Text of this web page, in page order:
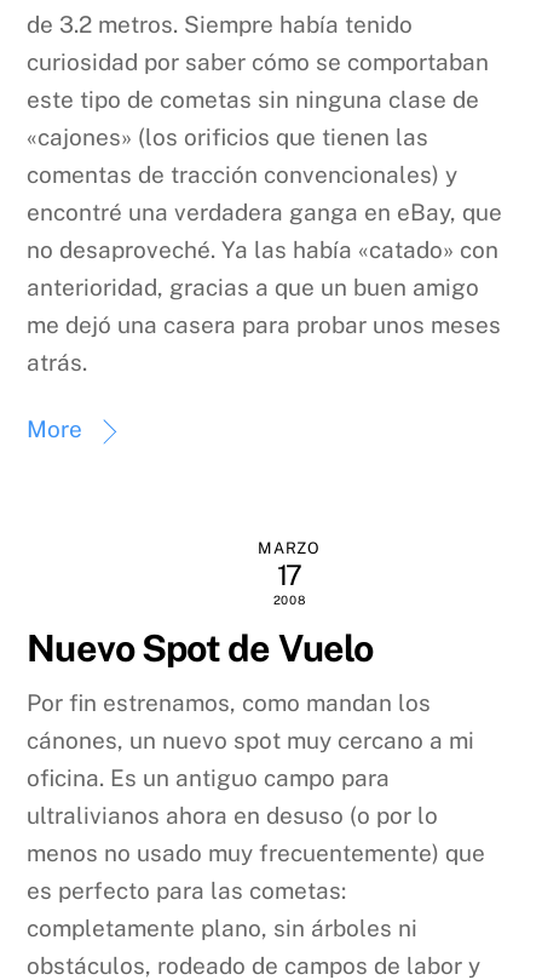
de 3.2 metros. Siempre había tenido
curiosidad por saber cómo se comportaban
este tipo de cometas sin ninguna clase de
«cajones» (los orificios que tienen las
comentas de tracción convencionales) y
encontré una verdadera ganga en eBay, que
no desaproveché. Ya las había «catado» con
anterioridad, gracias a que un buen amigo
me dejó una casera para probar unos meses
atrás.
More
MARZO
17
2008
Nuevo Spot de Vuelo
Por fin estrenamos, como mandan los
cánones, un nuevo spot muy cercano a mi
oficina. Es un antiguo campo para
ultralivianos ahora en desuso (o por lo
menos no usado muy frecuentemente) que
es perfecto para las cometas:
completamente plano, sin árboles ni
obstáculos, rodeado de campos de labor y